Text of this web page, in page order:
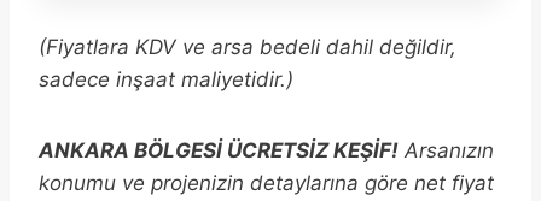
(Fiyatlara KDV ve arsa bedeli dahil değildir,
sadece inşaat maliyetidir.)
ANKARA BÖLGESİ ÜCRETSİZ KEŞİF! Arsanızın
konumu ve projenizin detaylarına göre net fiyat